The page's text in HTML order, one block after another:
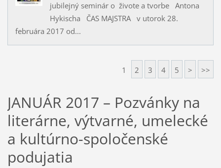
jubilejný seminár o živote a tvorbe Antona
Hykischa ČAS MAJSTRA v utorok 28.
februára 2017 od...
1 2 3 4 5 > >>
JANUÁR 2017 – Pozvánky na
literárne, výtvarné, umelecké
a kultúrno-spoločenské
podujatia